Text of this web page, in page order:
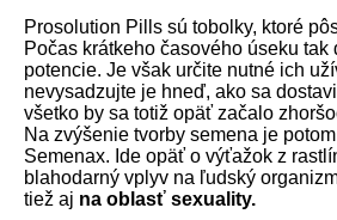
Prosolution Pills sú tobolky, ktoré
Počas krátkeho časového úseku tak
potencie. Je však určite nutné ich
nevysadzujte je hneď, ako sa
všetko by sa totiž opäť začalo
Na zvýšenie tvorby semena je
Semenax. Ide opäť o výťažok z
blahodarný vplyv na ľudský
tiež aj na oblasť sexuality.